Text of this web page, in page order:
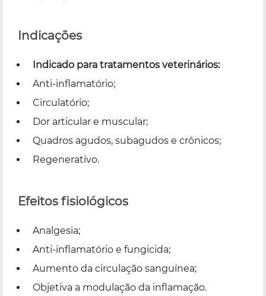
Indicações
Indicado para tratamentos veterinários:
Anti-inflamatório;
Circulatório;
Dor articular e muscular;
Quadros agudos, subagudos e crônicos;
Regenerativo.
Efeitos fisiológicos
Analgesia;
Anti-inflamatório e fungicida;
Aumento da circulação sanguínea;
Objetiva a modulação da inflamação.